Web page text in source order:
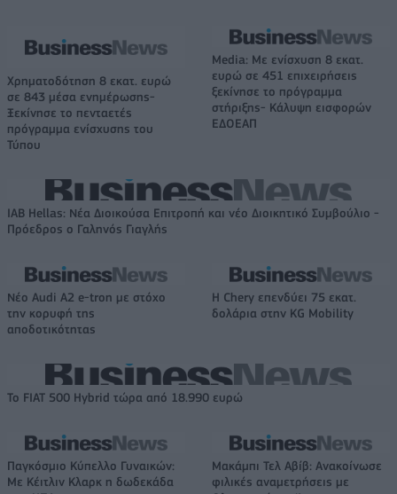
Χρηματοδότηση 8 εκατ. ευρώ
σε 843 μέσα ενημέρωσης-
Ξεκίνησε το πενταετές
πρόγραμμα ενίσχυσης του
Τύπου
Media: Με ενίσχυση 8 εκατ.
ευρώ σε 451 επιχειρήσεις
ξεκίνησε το πρόγραμμα
στήριξης- Κάλυψη εισφορών
ΕΔΟΕΑΠ
IAB Hellas: Νέα Διοικούσα Επιτροπή και νέο Διοικητικό Συμβούλιο -
Πρόεδρος ο Γαληνός Γιαγλής
Νέο Audi A2 e-tron με στόχο
την κορυφή της
αποδοτικότητας
Η Chery επενδύει 75 εκατ.
δολάρια στην KG Mobility
Το FIAT 500 Hybrid τώρα από 18.990 ευρώ
Παγκόσμιο Κύπελλο Γυναικών:
Με Κέιτλιν Κλαρκ η δωδεκάδα
Μακάμπι Τελ Αβίβ: Ανακοίνωσε
φιλικές αναμετρήσεις με